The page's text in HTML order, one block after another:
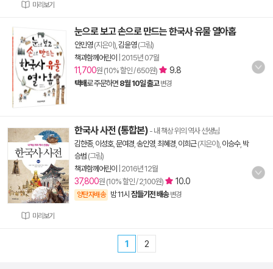
미리보기
눈으로 보고 손으로 만드는 한국사 유물 열아홉
안민영(지은이), 김윤영(그림)
책과함께어린이
2015년 07월
11,700원 (10% 할인 / 650원) 9.8
택배로 주문하면 8월 10일 출고 변경
미리보기
한국사 사전 (통합본) - 내 책상 위의 역사 선생님
김한종, 이성호, 문여경 송인영, 최혜경 이희근(지은이), 이승수, 박
승범 (그림)
책과함께어린이
2016년 12월
37,800원 (10% 할인 / 2,100원) 10.0
양탄자배송 밤 11시 잠들기전 배송 변경
1 2